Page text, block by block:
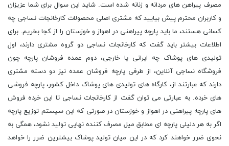
مصرف پیراهن های مردانه و زنانه شده است. شاید این سوال برای شما عزیزان
و کاربران محترم پیش بیایید که مشتری اصلی محصولات کارخانجات نساجی چه
کسانی هستند، ما باید پارچه پیراهنی در اهواز و خوزستان را از کجا بخریم. برای
اطلاعات بیشتر باید گفت که کارخانجات نساجی دو گروه مشتری دارند، اول
تولیدی های پوشاک چه ایرانی یا خارجی، دوم عمده فروشان پارچه چون
فروشگاه نساجی آنلاین، از طرفی پارچه فروشان عمده نیز دو دسته مشتری
دارند که عبارتند از، کارگاه های تولیدی های پوشاک داخل کشور، پارچه فروشی
های خرده. به عبارتی می توان گفت از کارخانجات نساجی تا این خرده فروش
های پارچه پیراهنی در اهواز و خوزستان در صورتی که این سیستم توزیع پارچه
اگر به هر دلیلی پارچه ای مطابق میل مصرف کننده نهایی تولید نشود، همگی به
نحوی ضرر خواهند کرد که در این میان تولید پوشاک بیشترین ضرر را خواهد